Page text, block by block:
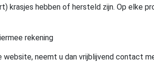
krasjes hebben of hersteld zijn. Op elke
rekening
neemt u dan vrijblijvend contact